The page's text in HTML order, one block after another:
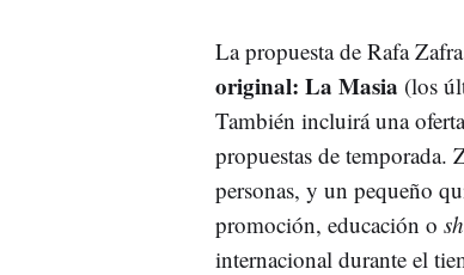
La propuesta de Rafa
original: La Masia (los
También incluirá una
propuestas de temporada.
personas, y un pequeño
promoción, educación o
internacional durante el